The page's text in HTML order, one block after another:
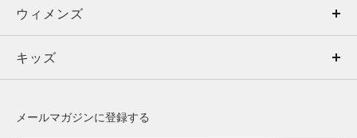
ウィメンズ
キッズ
トップス
ボトムス
ウィメンズ
トップス
キッズ
メールマガジンに登録する